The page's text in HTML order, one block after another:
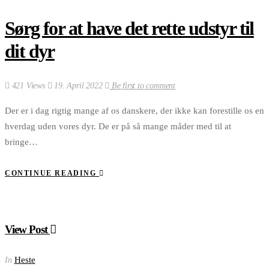
Sørg for at have det rette udstyr til
dit dyr
421 Views 19. April 2022 Be first to comment
Der er i dag rigtig mange af os danskere, der ikke kan forestille os en
hverdag uden vores dyr. De er på så mange måder med til at
bringe…
CONTINUE READING
View Post
In Heste